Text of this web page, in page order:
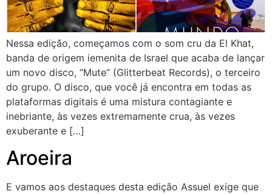
Nessa edição, começamos com o som cru da El Khat,
banda de origem iemenita de Israel que acaba de lançar
um novo disco, “Mute” (Glitterbeat Records), o terceiro
do grupo. O disco, que você já encontra em todas as
plataformas digitais é uma mistura contagiante e
inebriante, às vezes extremamente crua, às vezes
exuberante e […]
Aroeira
E vamos aos destaques desta edição Assuel exige que